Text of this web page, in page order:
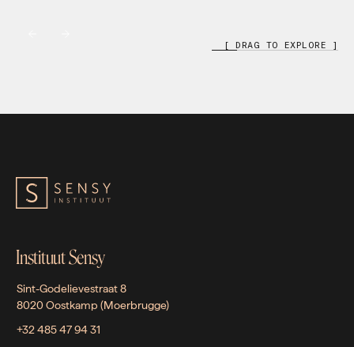
[ DRAG TO EXPLORE ]
Instituut Sensy
Sint-Godelievestraat 8
8020 Oostkamp (Moerbrugge)
+32 485 47 94 31